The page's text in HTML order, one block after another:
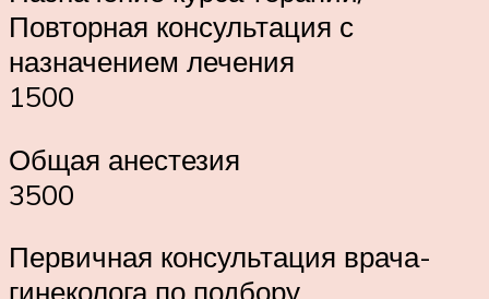
Повторная консультация с
назначением лечения
1500
Общая анестезия
3500
Первичная консультация врача-
гинеколога по подбору